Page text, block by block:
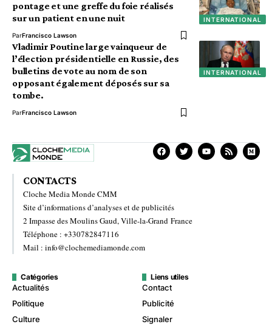
INTERNATIONAL
pontage et une greffe du foie réalisés
sur un patient en une nuit
ParFrancisco Lawson
INTERNATIONAL
Vladimir Poutine large vainqueur de
l’élection présidentielle en Russie, des
bulletins de vote au nom de son
opposant également déposés sur sa
tombe.
ParFrancisco Lawson
CONTACTS
Cloche Media Monde CMM
Site d’informations d’analyses et de publicités
2 Impasse des Moulins Gaud, Ville-la-Grand France
Téléphone : +330782847116
Mail : info@clochemediamonde.com
Catégories
Actualités
Politique
Culture
Liens utiles
Contact
Publicité
Signaler